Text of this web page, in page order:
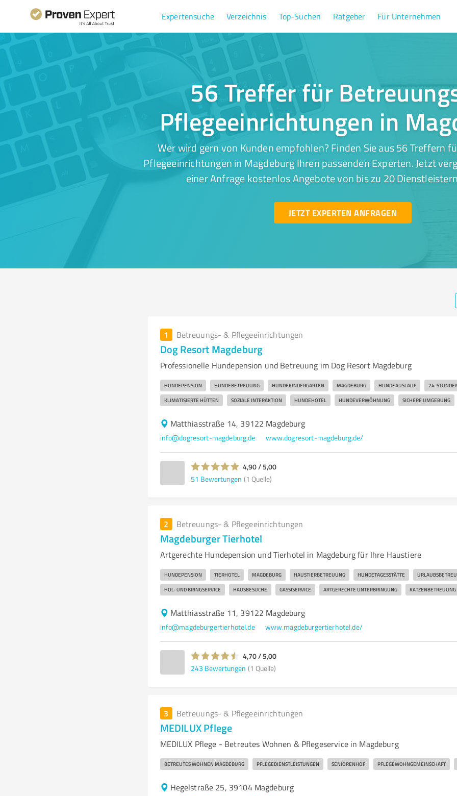
Expertensuche Verzeichnis Top-Suchen Ratgeber Für Unternehmen
56 Treffer für
Pflegeeinrichtungen in
Wer wird gern von Kunden empfohlen? Finden Sie aus 56 Treffern
Pflegeeinrichtungen in Magdeburg Ihren passenden Experten. Jetzt
einer Anfrage kostenlos Angebote von bis zu 20
JETZT EXPERTEN ANFRAGEN
1 Betreuungs- & Pflegeeinrichtungen
Dog Resort Magdeburg
Professionelle Hundepension und Betreuung im Dog Resort Magdeburg
HUNDEPENSION HUNDEBETREUUNG HUNDEKINDERGARTEN MAGDEBURG HUNDEAUSLAUF 24-
KLIMATISIERTE HÜTTEN SOZIALE INTERAKTION HUNDEHOTEL HUNDEVERWÖHNUNG SICHERE UMGEBUNG
Matthiasstraße 14, 39122 Magdeburg
info@dogresort-magdeburg.de www.dogresort-magdeburg.de/
4,90 / 5,00
51 Bewertungen (1 Quelle)
2 Betreuungs- & Pflegeeinrichtungen
Magdeburger Tierhotel
Artgerechte Hundepension und Tierhotel in Magdeburg für Ihre Haustiere
HUNDEPENSION TIERHOTEL MAGDEBURG HAUSTIERBETREUUNG HUNDETAGESSTÄTTE
HOL- UND BRINGSERVICE HAUSBESUCHE GASSISERVICE ARTGERECHTE UNTERBRINGUNG KATZENBETREUUNG
Matthiasstraße 11, 39122 Magdeburg
info@magdeburgertierhotel.de www.magdeburgertierhotel.de/
4,70 / 5,00
243 Bewertungen (1 Quelle)
3 Betreuungs- & Pflegeeinrichtungen
MEDILUX Pflege
MEDILUX Pflege - Betreutes Wohnen & Pflegeservice in Magdeburg
BETREUTES WOHNEN MAGDEBURG PFLEGEDIENSTLEISTUNGEN SENIORENHOF PFLEGEWOHNGEMEINSCHAFT
Hegelstraße 25, 39104 Magdeburg